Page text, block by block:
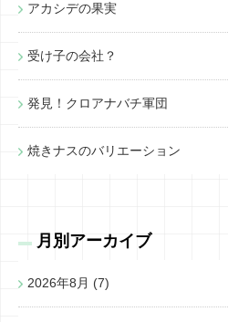
アカシデの果実
受け子の会社？
発見！クロアナバチ軍団
焼きナスのバリエーション
月別アーカイブ
2026年8月 (7)